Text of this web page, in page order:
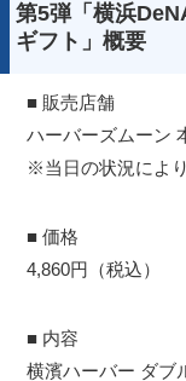
第5弾「横浜
ギフト」概要
■ 販売店舗
ハーバーズムーン
※当日の状況によ
■ 価格
4,860円（税込）
■ 内容
横濱ハーバー ダブ